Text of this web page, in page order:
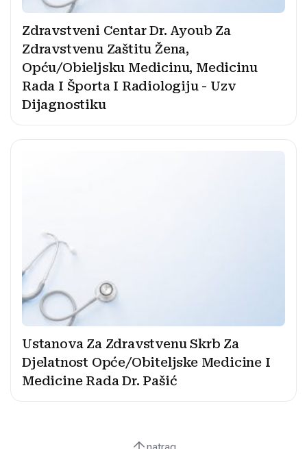
Zdravstveni Centar Dr. Ayoub Za
Zdravstvenu Zaštitu Žena,
Opću/Obieljsku Medicinu, Medicinu
Rada I Športa I Radiologiju - Uzv
Dijagnostiku
Ustanova Za Zdravstvenu Skrb Za
Djelatnost Opće/Obiteljske Medicine I
Medicine Rada Dr. Pašić